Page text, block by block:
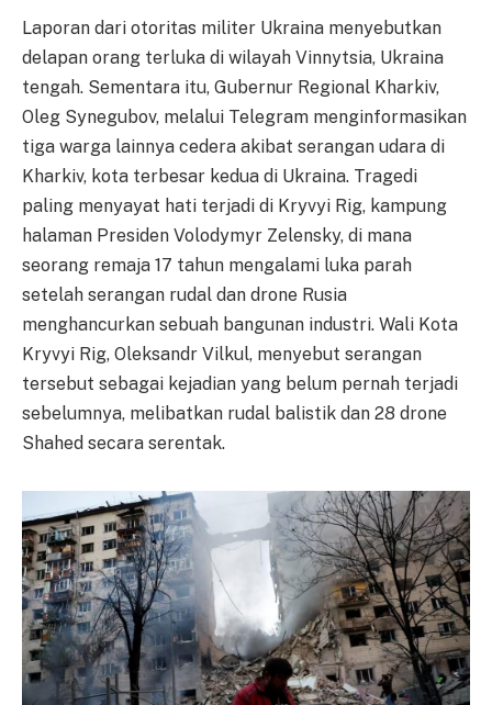
Laporan dari otoritas militer Ukraina menyebutkan
delapan orang terluka di wilayah Vinnytsia, Ukraina
tengah. Sementara itu, Gubernur Regional Kharkiv,
Oleg Synegubov, melalui Telegram menginformasikan
tiga warga lainnya cedera akibat serangan udara di
Kharkiv, kota terbesar kedua di Ukraina. Tragedi
paling menyayat hati terjadi di Kryvyi Rig, kampung
halaman Presiden Volodymyr Zelensky, di mana
seorang remaja 17 tahun mengalami luka parah
setelah serangan rudal dan drone Rusia
menghancurkan sebuah bangunan industri. Wali Kota
Kryvyi Rig, Oleksandr Vilkul, menyebut serangan
tersebut sebagai kejadian yang belum pernah terjadi
sebelumnya, melibatkan rudal balistik dan 28 drone
Shahed secara serentak.